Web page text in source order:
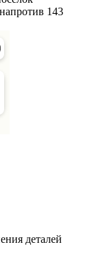
143
деталей